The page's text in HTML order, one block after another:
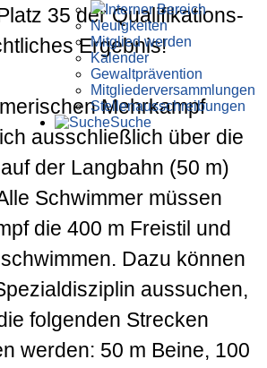
Interner Bereich
Neuigkeiten
Mitglied werden
Kalender
Gewaltprävention
Mitglieder­versammlungen
Stellen­aus­schrei­bungen
Suche
35 der Qualifikations­
Ergebnis!
Mehrkampf
aus­schließlich über die
der Lang­bahn (50 m)
Schwimmer müssen
die 400 m Freistil und
Dazu können
aus­suchen,
folgenden Strecken
werden: 50 m Beine, 100